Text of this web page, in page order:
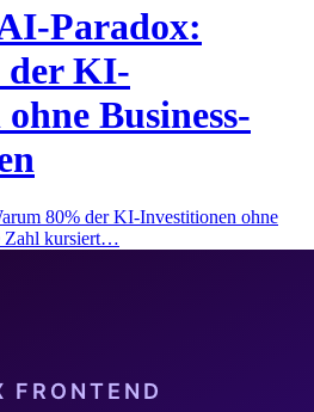
Paradox:
der KI-
Business-
80% der KI-Investitionen ohne
Zahl kursiert…